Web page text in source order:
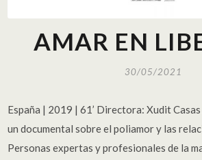
AMAR EN
30/05/2021
España | 2019 | 61’ Directora: Xudit
un documental sobre el poliamor y las
Personas expertas y profesionales de la